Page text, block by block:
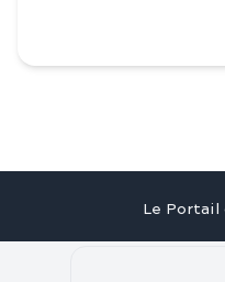
Le Portail